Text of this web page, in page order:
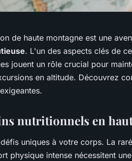
de haute montagne est une
. L'un des aspects clés de
jouent un rôle crucial pour
en altitude. Découvrez
nutritionnels en
uniques à votre corps. La
physique intense nécessitent une